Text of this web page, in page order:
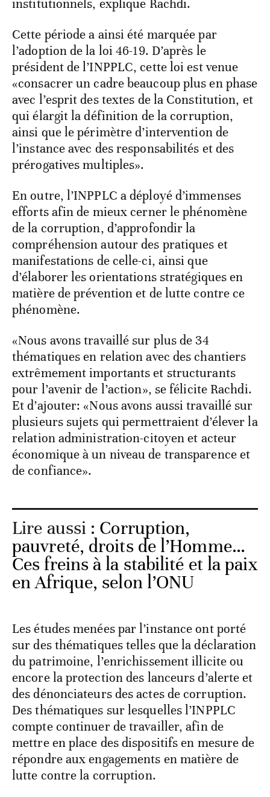
institutionnels, explique Rachdi.
Cette période a ainsi été marquée par
l’adoption de la loi 46-19. D’après le
président de l’INPPLC, cette loi est venue
«consacrer un cadre beaucoup plus en phase
avec l’esprit des textes de la Constitution, et
qui élargit la définition de la corruption,
ainsi que le périmètre d’intervention de
l’instance avec des responsabilités et des
prérogatives multiples».
En outre, l’INPPLC a déployé d’immenses
efforts afin de mieux cerner le phénomène
de la corruption, d’approfondir la
compréhension autour des pratiques et
manifestations de celle-ci, ainsi que
d’élaborer les orientations stratégiques en
matière de prévention et de lutte contre ce
phénomène.
«Nous avons travaillé sur plus de 34
thématiques en relation avec des chantiers
extrêmement importants et structurants
pour l’avenir de l’action», se félicite Rachdi.
Et d’ajouter: «Nous avons aussi travaillé sur
plusieurs sujets qui permettraient d’élever la
relation administration-citoyen et acteur
économique à un niveau de transparence et
de confiance».
Lire aussi : Corruption,
pauvreté, droits de l’Homme…
Ces freins à la stabilité et la paix
en Afrique, selon l’ONU
Les études menées par l’instance ont porté
sur des thématiques telles que la déclaration
du patrimoine, l’enrichissement illicite ou
encore la protection des lanceurs d’alerte et
des dénonciateurs des actes de corruption.
Des thématiques sur lesquelles l’INPPLC
compte continuer de travailler, afin de
mettre en place des dispositifs en mesure de
répondre aux engagements en matière de
lutte contre la corruption.